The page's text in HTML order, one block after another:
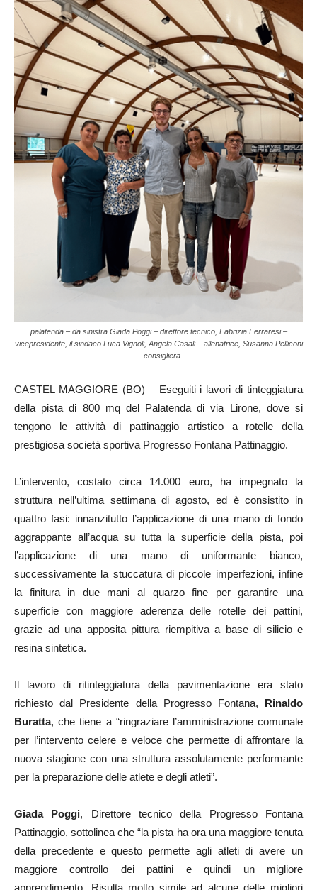
palatenda – da sinistra Giada Poggi – direttore tecnico, Fabrizia Ferraresi –
vicepresidente, il sindaco Luca Vignoli, Angela Casali – allenatrice, Susanna Pelliconi
– consigliera
CASTEL MAGGIORE (BO) – Eseguiti i lavori di tinteggiatura
della pista di 800 mq del Palatenda di via Lirone, dove si
tengono le attività di pattinaggio artistico a rotelle della
prestigiosa società sportiva Progresso Fontana Pattinaggio.
L’intervento, costato circa 14.000 euro, ha impegnato la
struttura nell’ultima settimana di agosto, ed è consistito in
quattro fasi: innanzitutto l’applicazione di una mano di fondo
aggrappante all’acqua su tutta la superficie della pista, poi
l’applicazione di una mano di uniformante bianco,
successivamente la stuccatura di piccole imperfezioni, infine
la finitura in due mani al quarzo fine per garantire una
superficie con maggiore aderenza delle rotelle dei pattini,
grazie ad una apposita pittura riempitiva a base di silicio e
resina sintetica.
Il lavoro di ritinteggiatura della pavimentazione era stato
richiesto dal Presidente della Progresso Fontana, Rinaldo
Buratta, che tiene a “ringraziare l’amministrazione comunale
per l’intervento celere e veloce che permette di affrontare la
nuova stagione con una struttura assolutamente performante
per la preparazione delle atlete e degli atleti”.
Giada Poggi, Direttore tecnico della Progresso Fontana
Pattinaggio, sottolinea che “la pista ha ora una maggiore tenuta
della precedente e questo permette agli atleti di avere un
maggiore controllo dei pattini e quindi un migliore